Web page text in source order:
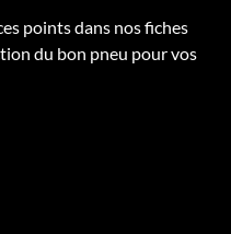
points dans nos fiches
du bon pneu pour vos